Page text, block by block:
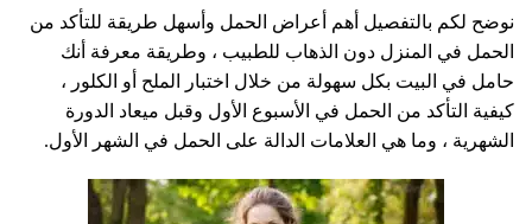
نوضح لكم بالتفصيل أهم أعراض الحمل وأسهل طريقة للتأكد من
الحمل في المنزل دون الذهاب للطبيب ، وطريقة معرفة أنك
حامل في البيت بكل سهولة من خلال اختبار الملح أو الكلور ،
كيفية التأكد من الحمل في الأسبوع الأول وقبل ميعاد الدورة
الشهرية ، وما هي العلامات الدالة على الحمل في الشهر الأول.